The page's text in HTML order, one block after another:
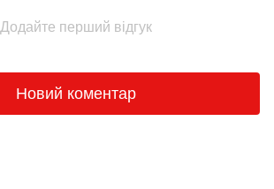
Додайте перший відгук
Новий коментар